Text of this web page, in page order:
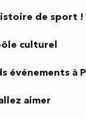
de sport !
culturel
événements à
aimer
à 65% par
Interreg
2021-2027).
l’intégration
Espagne-
de 1